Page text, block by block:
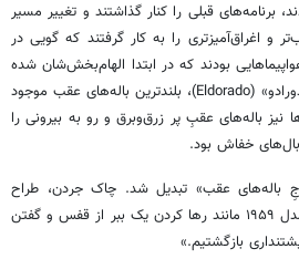
برنامه‌های قبلی را کنار گذاشتند و تغییر مسیر
و اغراق‌آمیزتری را به کار گرفتند که گویی در
بودند که در ابتدا الهام‌بخش‌شان شده
بود. کادیلاک‌ها، به‌ویژه مدل «الدورادو» (Eldorado)، بلندترین باله‌های عقب موجود
نیز باله‌های عقبِ پر زرق‌وبرق و رو به بیرونی را
خفاش بود.
باله‌های عقب» تبدیل شد. چاک جردن، طراح
گفتن
بازگشتیم.»